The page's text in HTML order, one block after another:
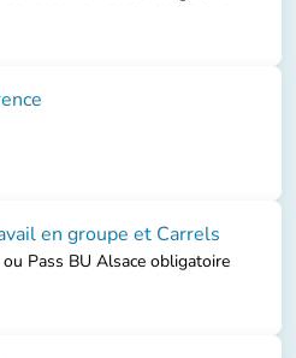
en groupe et Carrels
Pass BU Alsace obligatoire